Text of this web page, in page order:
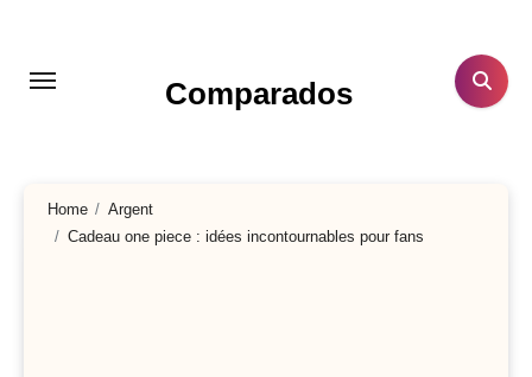
contenu
Comparados
Home
Argent
Cadeau one piece : idées incontournables pour fans